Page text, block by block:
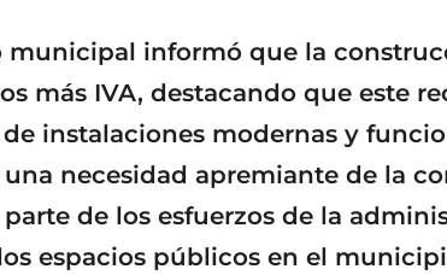
municipal informó que la
más IVA, destacando que este
instalaciones modernas y
una necesidad apremiante de la
de los esfuerzos de la
espacios públicos en el